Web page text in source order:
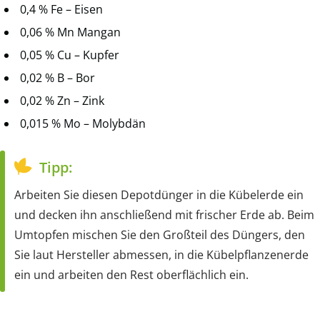
0,4 % Fe – Eisen
0,06 % Mn Mangan
0,05 % Cu – Kupfer
0,02 % B – Bor
0,02 % Zn – Zink
0,015 % Mo – Molybdän
Tipp:
Arbeiten Sie diesen Depotdünger in die Kübelerde ein
und decken ihn anschließend mit frischer Erde ab. Beim
Umtopfen mischen Sie den Großteil des Düngers, den
Sie laut Hersteller abmessen, in die Kübelpflanzenerde
ein und arbeiten den Rest oberflächlich ein.